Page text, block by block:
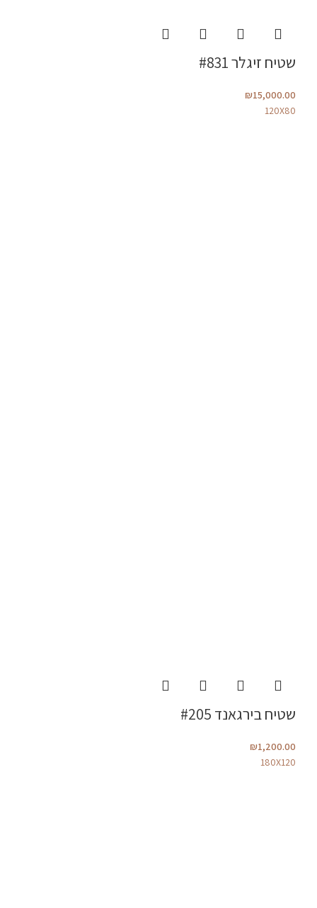
שטיח זיגלר #831
₪15,000.00
120X80
שטיח בירגאנד #205
₪1,200.00
180X120